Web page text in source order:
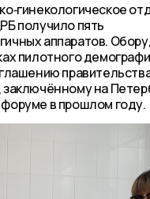
получило пять
аппаратов.
пилотного
заключённому на
в прошлом году.